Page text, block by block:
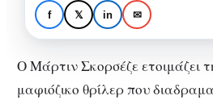
Ο Μάρτιν
ετοιμάζει νέα
f 𝕏 in ✉
Ο Μάρτιν Σκορσέζε ετοιμάζει
μαφιόζικο θρίλερ που